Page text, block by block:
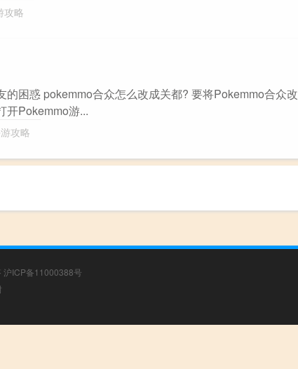
攻略
的困惑 pokemmo合众怎么改成关都? 要将Pokemmo合众改
开Pokemmo游...
攻略
沪ICP备11000388号